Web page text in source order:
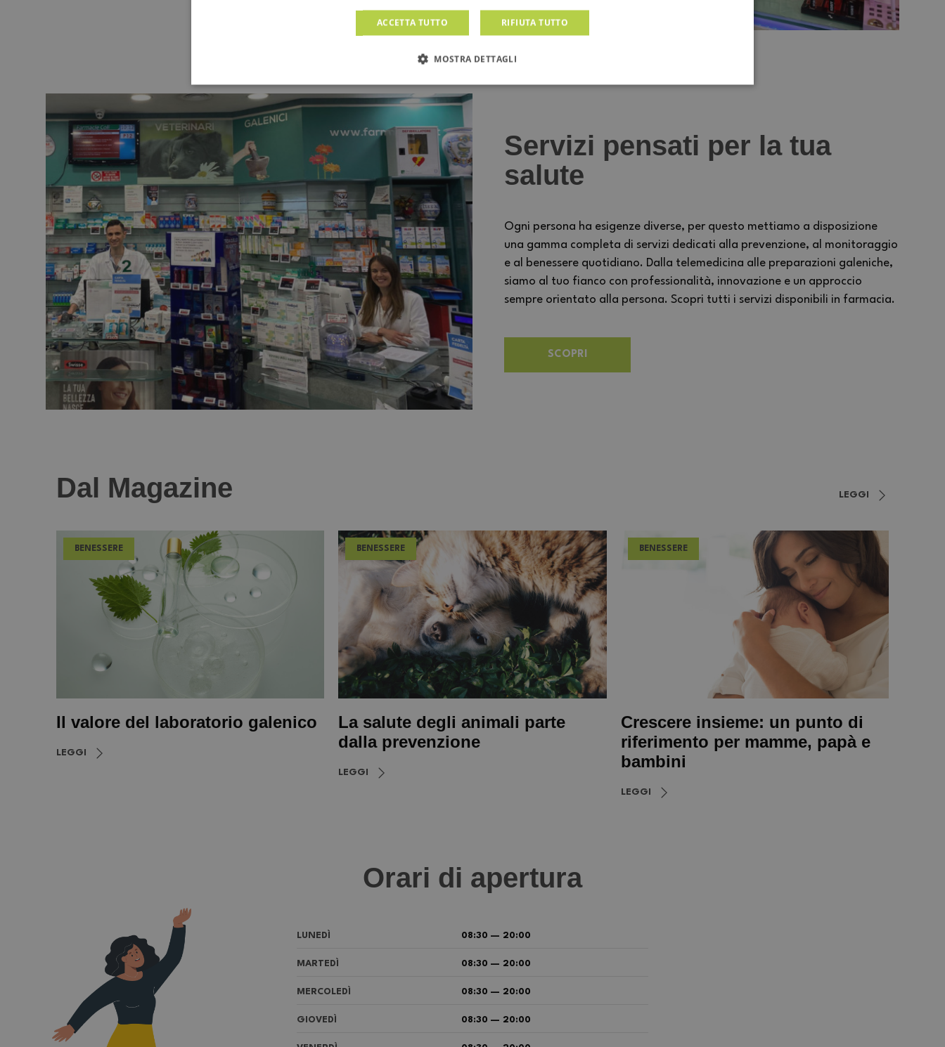
Servizi pensati per la tua
salute
Ogni persona ha esigenze diverse, per questo mettiamo a disposizione
una gamma completa di servizi dedicati alla prevenzione, al monitoraggio
e al benessere quotidiano. Dalla telemedicina alle preparazioni galeniche,
siamo al tuo fianco con professionalità, innovazione e un approccio
sempre orientato alla persona. Scopri tutti i servizi disponibili in farmacia.
SCOPRI
Dal Magazine LEGGI
BENESSERE
Il valore del laboratorio galenico
LEGGI
BENESSERE
La salute degli animali parte
dalla prevenzione
LEGGI
BENESSERE
Crescere insieme: un punto di
riferimento per mamme, papà e
bambini
LEGGI
Orari di apertura
LUNEDÌ 08:30 — 20:00
MARTEDÌ 08:30 — 20:00
MERCOLEDÌ 08:30 — 20:00
GIOVEDÌ 08:30 — 20:00
ACCETTA TUTTO RIFIUTA TUTTO
MOSTRA DETTAGLI